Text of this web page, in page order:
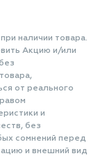
наличии товара.
Акцию и/или
от реального
и
без
сомнений перед
и внешний вид